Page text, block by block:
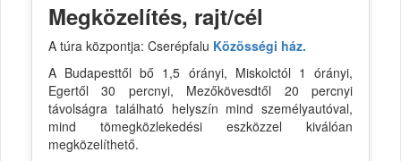
Megközelítés, rajt/cél
A túra központja: Cserépfalu Közösségi ház.
A Budapesttől bő 1,5 órányi, Miskolctól 1 órányi,
Egertől 30 percnyi, Mezőkövesdtől 20 percnyi
távolságra található helyszín mind személyautóval,
mind tömegközlekedési eszközzel kiválóan
megközelíthető.